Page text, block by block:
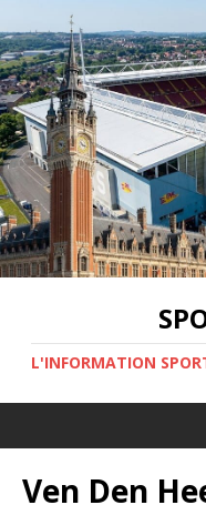
L'INFORMATION
Ven Den